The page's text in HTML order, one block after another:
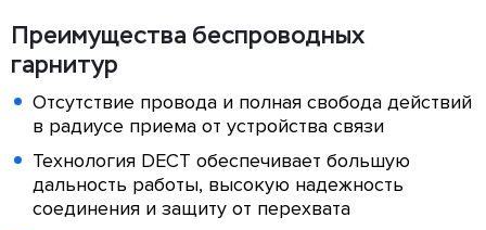
Преимущества беспроводных
гарнитур
Отсутствие провода и полная свобода действий
в радиусе приема от устройства связи
Технология DECT обеспечивает большую
дальность работы, высокую надежность
соединения и защиту от перехвата